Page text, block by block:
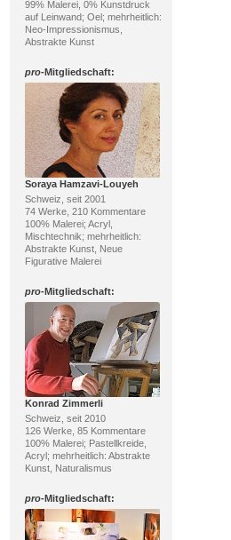
99% Malerei, 0% Kunstdruck
auf Leinwand; Oel; mehrheitlich:
Neo-Impressionismus,
Abstrakte Kunst
pro-Mitgliedschaft:
Soraya Hamzavi-Louyeh
Schweiz, seit 2001
74 Werke, 210 Kommentare
100% Malerei; Acryl,
Mischtechnik; mehrheitlich:
Abstrakte Kunst, Neue
Figurative Malerei
pro-Mitgliedschaft:
Konrad Zimmerli
Schweiz, seit 2010
126 Werke, 85 Kommentare
100% Malerei; Pastellkreide,
Acryl; mehrheitlich: Abstrakte
Kunst, Naturalismus
pro-Mitgliedschaft: